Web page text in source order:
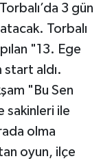
3 gün
Torbalı
"13. Ege
start aldı.
"Bu Sen
sakinleri ile
olma
oyun, ilçe